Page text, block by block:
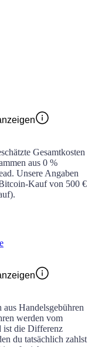
Gesamtkosten
aus 0 %
Unsere Angaben
Kauf von 500 €
Handelsgebühren
werden vom
ist die Differenz
du tatsächlich zahlst